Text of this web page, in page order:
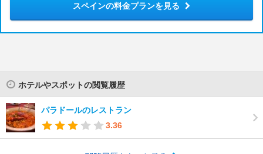
スペインの料金プランを見る
ホテルやスポットの閲覧履歴
パラドールのレストラン
3.36